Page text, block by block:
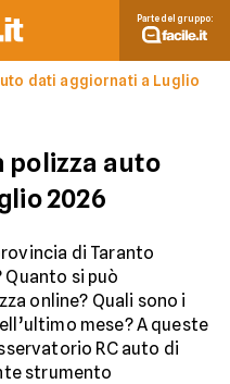
Parte del gruppo:
dati aggiornati a Luglio
polizza auto
2026
di Taranto
si può
online? Quali sono i
mese? A queste
RC auto di
strumento